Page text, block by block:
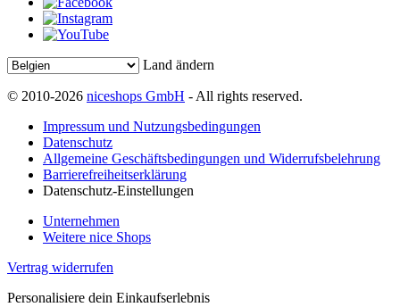
Land ändern
© 2010-2026 niceshops GmbH - All rights reserved.
Impressum und Nutzungsbedingungen
Datenschutz
Allgemeine Geschäftsbedingungen und Widerrufsbelehrung
Barrierefreiheitserklärung
Datenschutz-Einstellungen
Unternehmen
Weitere nice Shops
Vertrag widerrufen
Personalisiere dein Einkaufserlebnis